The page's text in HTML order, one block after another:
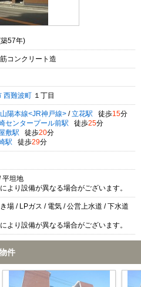
57年)
コンクリート造
西難波町 １丁目
陽本線<JR神戸線> / 立花駅 徒歩15分
センタープール前駅 徒歩25分
敷駅 徒歩20分
駅 徒歩29分
平坦地
より設備が異なる場合がございます。
場 / LPガス / 電気 / 公営上水道 / 下水道
より設備が異なる場合がございます。
件